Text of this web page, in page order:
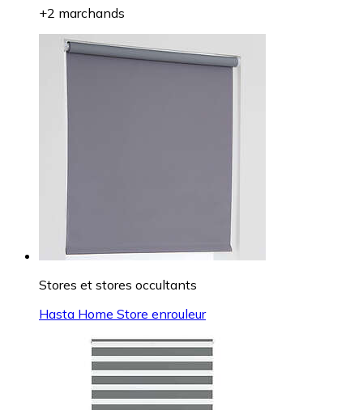
+2 marchands
Stores et stores occultants
Hasta Home Store enrouleur